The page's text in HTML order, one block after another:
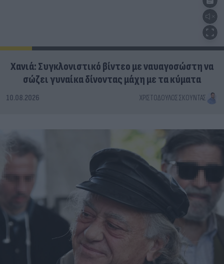
Χανιά: Συγκλονιστικό βίντεο με ναυαγοσώστη να
σώζει γυναίκα δίνοντας μάχη με τα κύματα
10.08.2026 ΧΡΙΣΤΌΔΟΥΛΟΣ ΣΚΟΎΝΤΑΣ